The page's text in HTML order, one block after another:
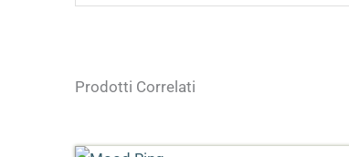
Dimensioni
Prodotti Correlati